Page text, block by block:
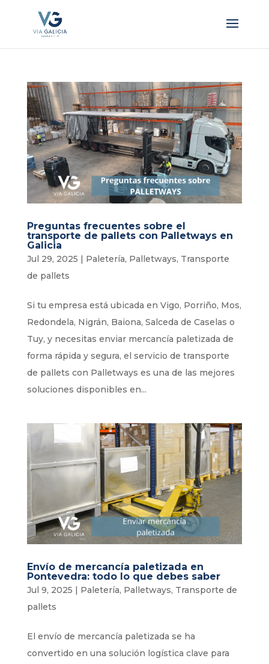
Preguntas frecuentes sobre el
transporte de pallets con Palletways en
Galicia
Jul 29, 2025 | Paletería, Palletways, Transporte
de pallets
Si tu empresa está ubicada en Vigo, Porriño, Mos,
Redondela, Nigrán, Baiona, Salceda de Caselas o
Tuy, y necesitas enviar mercancía paletizada de
forma rápida y segura, el servicio de transporte
de pallets con Palletways es una de las mejores
soluciones disponibles en...
Envío de mercancía paletizada en
Pontevedra: todo lo que debes saber
Jul 9, 2025 | Paletería, Palletways, Transporte de
pallets
El envío de mercancía paletizada se ha
convertido en una solución logística clave para